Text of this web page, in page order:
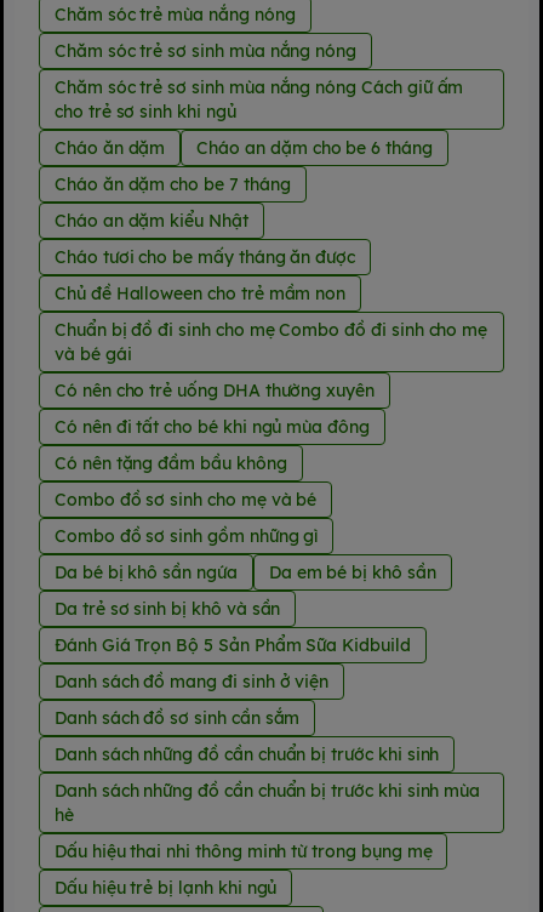
Chăm sóc trẻ mùa nắng nóng
Chăm sóc trẻ sơ sinh mùa nắng nóng
Chăm sóc trẻ sơ sinh mùa nắng nóng Cách giữ ấm
cho trẻ sơ sinh khi ngủ
Cháo ăn dặm
Cháo an dặm cho be 6 tháng
Cháo ăn dặm cho be 7 tháng
Cháo an dặm kiểu Nhật
Cháo tươi cho be mấy tháng ăn được
Chủ đề Halloween cho trẻ mầm non
Chuẩn bị đồ đi sinh cho mẹ Combo đồ đi sinh cho mẹ
và bé gái
Có nên cho trẻ uống DHA thường xuyên
Có nên đi tất cho bé khi ngủ mùa đông
Có nên tặng đầm bầu không
Combo đồ sơ sinh cho mẹ và bé
Combo đồ sơ sinh gồm những gì
Da bé bị khô sần ngứa
Da em bé bị khô sần
Da trẻ sơ sinh bị khô và sần
Đánh Giá Trọn Bộ 5 Sản Phẩm Sữa Kidbuild
Danh sách đồ mang đi sinh ở viện
Danh sách đồ sơ sinh cần sắm
Danh sách những đồ cần chuẩn bị trước khi sinh
Danh sách những đồ cần chuẩn bị trước khi sinh mùa
hè
Dấu hiệu thai nhi thông minh từ trong bụng mẹ
Dấu hiệu trẻ bị lạnh khi ngủ